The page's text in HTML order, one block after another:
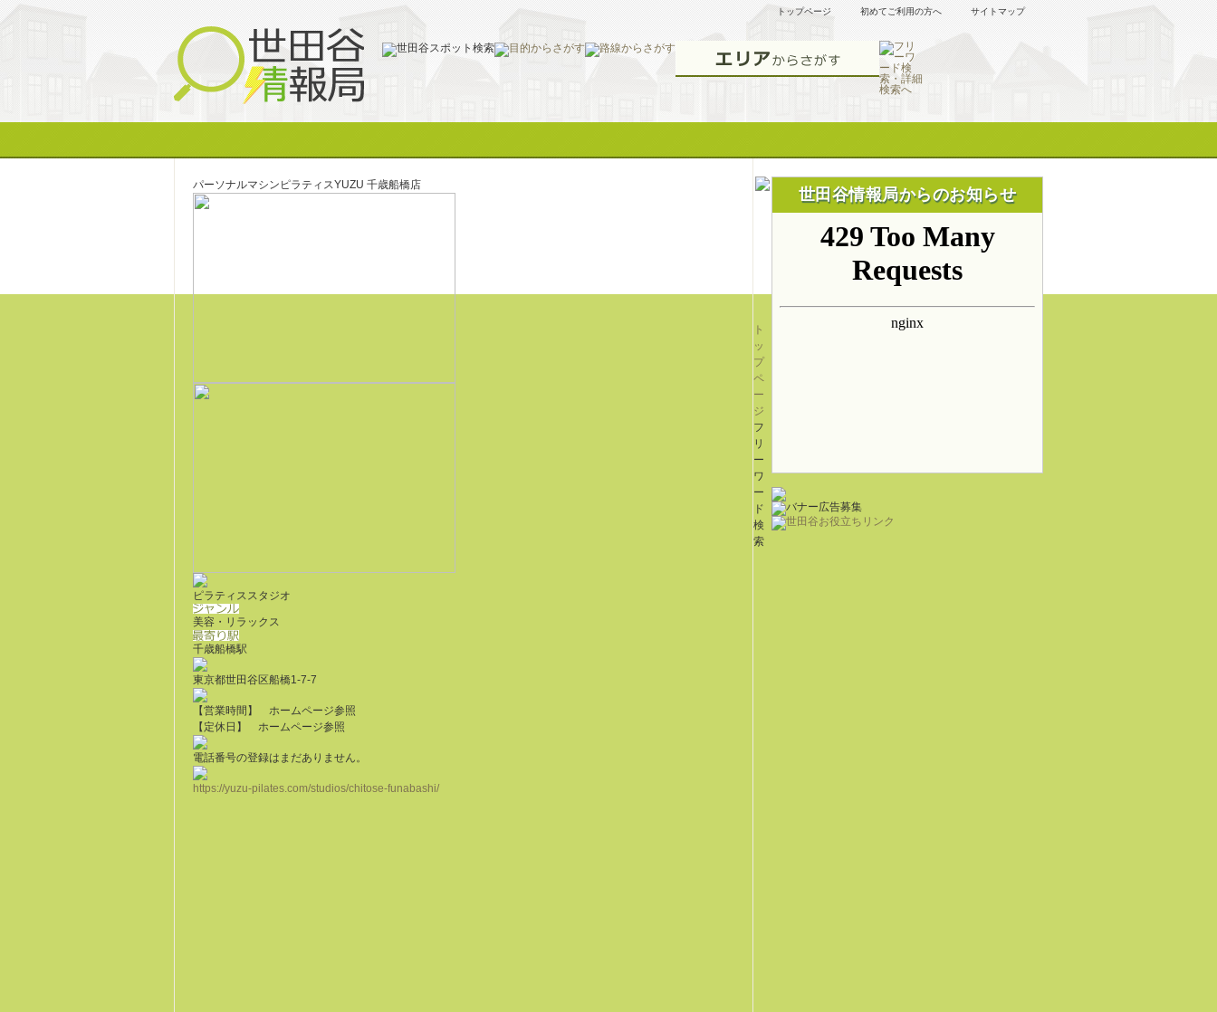
サイトマップ
初めてご利用の方へ
トップページ
パーソナルマシンピラティスYUZU 千歳船橋店
ピラティススタジオ
美容・リラックス
千歳船橋駅
東京都世田谷区船橋1-7-7
【営業時間】 ホームページ参照
【定休日】 ホームページ参照
電話番号の登録はまだありません。
https://yuzu-pilates.com/studios/chitose-funabashi/
世田谷情報局からのお知らせ
ト
ッ
プ
ペ
ー
ジ
フ
リ
ー
ワ
ー
ド
検
索